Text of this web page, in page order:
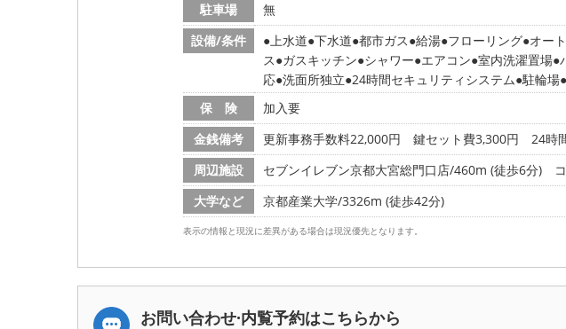
駐車場
無
設備/条件
上水道 下水道 都市ガス 給湯 フローリング オー
ス ガスキッチン シャワー エアコン 室内洗濯置場
応 洗面所独立 24時間セキュリティシステム 駐輪場
保 険
加入要
金銭備考
更新事務手数料22,000円 鍵セット費3,300円 24時
周辺施設
セブンイレブン京都大宮総門口店/460m (徒歩6分)
大学など
京都産業大学/3326m (徒歩42分)
表示の情報と現況に差異がある場合は現況優先となります。
お問い合わせ·内覧予約はこちらから